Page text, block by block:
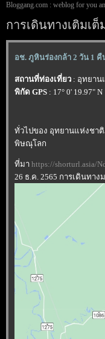
Bloggang.com : weblog for you
การเดินทางเติมเ
อช. ภูหินร่องกล้า 2 วัน 1 คื
สถานที่ท่องเที่ยว : อุทยาน
พิกัด GPS : 17° 0' 19.97"
ทั่วไปของ อุทยานแห่งชา
พิษณุโลก
ที่มา https://shorturl.asia/
26 ธ.ค. 2565 การเดินทา